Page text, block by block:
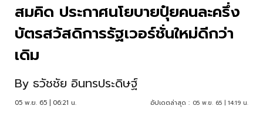
สมคิด ประกาศนโยบายปุ๋ยคนละครึ่ง
บัตรสวัสดิการรัฐเวอร์ชั่นใหม่ดีกว่า
เดิม
By ธวัชชัย อินทรประดิษฐ์
05 พ.ย. 65 | 06:21 น. อัปเดตล่าสุด : 05 พ.ย. 65 | 14:19 น.